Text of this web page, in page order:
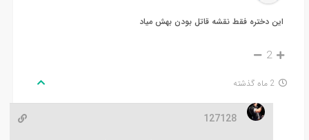
این دختره فقط نقشه قاتل بودن بهش میاد
2
2 ماه گذشته
127128